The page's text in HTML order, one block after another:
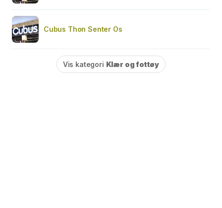
Cubus Thon Senter Os
Vis kategori Klær og fottøy